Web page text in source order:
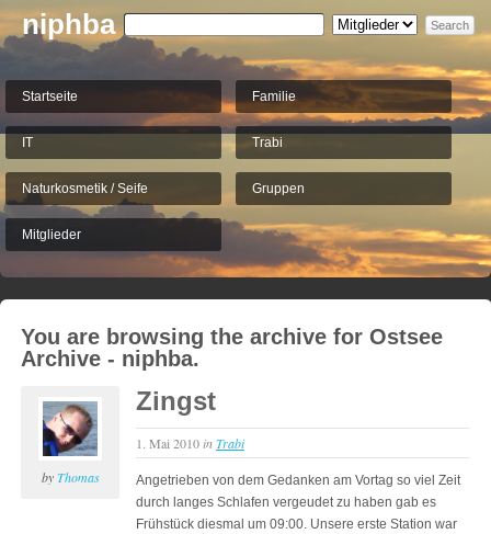
niphba
Startseite Familie
IT Trabi
Naturkosmetik / Seife Gruppen
Mitglieder
You are browsing the archive for Ostsee
Archive - niphba.
byThomas
Zingst
1. Mai 2010inTrabi
Angetrieben von dem Gedanken am Vortag so viel Zeit
durch langes Schlafen vergeudet zu haben gab es
Frühstück diesmal um 09:00. Unsere erste Station war